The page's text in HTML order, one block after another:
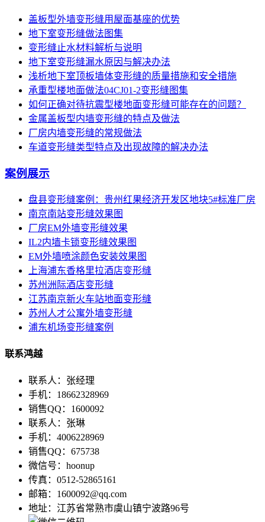
盖板型外墙变形缝用屋面基座的优势
地下室变形缝做法图集
变形缝止水材料解析与说明
地下室变形缝漏水原因与解决办法
浅析地下室顶板墙体变形缝的质量措施和安全措施
承重型楼地面做法04CJ01-2变形缝图集
如何正确对待抗震型楼地面变形缝可能存在的问题？
金属盖板型内墙变形缝的特点及做法
厂房内墙变形缝的常规做法
车道变形缝类型特点及出现故障的解决办法
案例展示
盘县变形缝案例：贵州红果经济开发区地块5#标准厂房
南京南站变形缝效果图
厂房EM外墙变形缝效果
IL2内墙卡锁变形缝效果图
EM外墙喷涂颜色安装效果图
上海浦东香格里拉酒店变形缝
苏州洲际酒店变形缝
江苏南京新火车站地面变形缝
苏州人才公寓外墙变形缝
浦东机场变形缝案例
联系鸿越
联系人：张经理
手机：18662328969
销售QQ：1600092
联系人：张琳
手机：4006228969
销售QQ：675738
微信号：hoonup
传真：0512-52865161
邮箱：1600092@qq.com
地址：江苏省常熟市虞山镇宁波路96号